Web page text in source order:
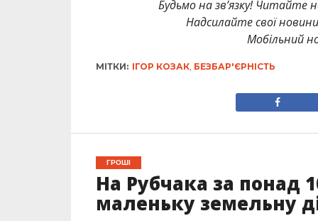
Будьмо на зв’язку! Читайте
Надсилайте свої
Мобільний
МІТКИ: ІГОР КОЗАК, БЕЗБАР'ЄРНІСТЬ
ГРОШІ
На Рубчака за понад
маленьку земельну